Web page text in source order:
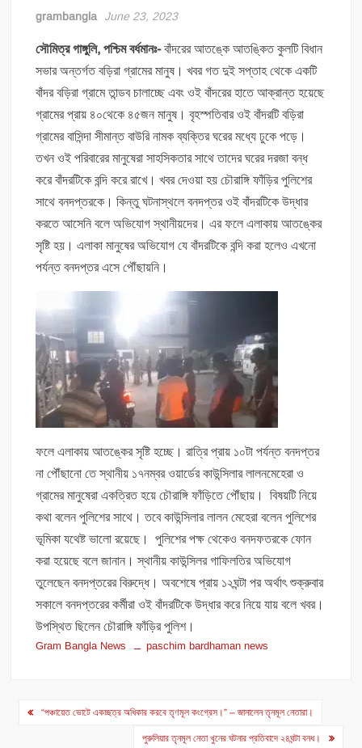
grambangla June 23, 2023
সৌমিত্র গাঙ্গুলি, পশ্চিম বর্ধমানঃ-বাঁদরের আতঙ্কে আতঙ্কিত কুলটি বিধান
সভার অন্তর্গত বড়িরা গ্রামের মানুষ। খবর গত দুই সপ্তাহ থেকে একটি
বাঁদর বড়িরা গ্রামে তান্ডব চালাচ্ছে এবং ওই বাঁদরের হাতে আক্রান্ত হয়েছে
গ্রামের প্রায় ৪০থেকে ৪৫জন মানুষ। বৃহস্পতিবার ওই বাঁদরটি বড়িরা
গ্রামের বাসিন্দা সীমান্ত বাউরি নামক ব্যক্তির ঘরের মধ্যে ঢুকে পড়ে।
তখন ওই পরিবারের মানুষেরা সাহসিকতার সাথে তাদের ঘরের দরজা বন্ধ
করে বাঁদরটিকে বন্দি করে রাখে। খবর দেওয়া হয় চৌরাঙ্গি ফাঁড়ির পুলিশের
সাথে বনদপ্তরকে। কিন্তু ঘটনাস্থলে বনদপ্তর ওই বাঁদরটিকে উদ্ধার
করতে আসেনি বলে অভিযোগ স্থানীয়দের। এর ফলে এলাকায় আতঙ্কের
সৃষ্টি হয়। এলাকা মানুষের অভিযোগ যে বাঁদরটিকে বন্দি করা হলেও এখনো
পর্যন্ত বনদপ্তর এসে পৌঁছায়নি।
ফলে এলাকায় আতঙ্কের সৃষ্টি হচ্ছে। রাত্রি প্রায় ১০টা পর্যন্ত বনদপ্তর
না পৌঁছানো তে স্থানীয় ১৭নম্বর ওয়ার্ডের কাউন্সিলার লালনমেহেরা ও
গ্রামের মানুষেরা একত্রিত হয়ে চৌরাঙ্গি ফাঁড়িতে পৌঁছায়। বিষয়টি নিয়ে
কথা বলেন পুলিশের সাথে। তবে কাউন্সিলার লালন মেহেরা বলেন পুলিশের
ভূমিকা যথেষ্ট ভালো রয়েছে। পুলিশের পক্ষ থেকেও বনদফতরকে ফোন
করা হয়েছে বলে জানান। স্থানীয় কাউন্সিলর গাফিলতির অভিযোগ
তুলেছেন বনদপ্তরের বিরুদ্ধে। অবশেষে প্রায় ১২ঘন্টা পর অর্থাৎ শুক্রুবার
সকালে বনদপ্তরের কর্মীরা ওই বাঁদরটিকে উদ্ধার করে নিয়ে যায় বলে খবর।
উপস্থিত ছিলেন চৌরাঙ্গি ফাঁড়ির পুলিশ।
Gram Bangla News paschim bardhaman news
Post
“পঞ্চায়েত ভোটে একচ্ছত্র অধিকার করবে তৃণমূল কংগ্রেস।” – জানালেন তৃনমূল নেতারা।
পুরুলিয়ার তৃনমূল নেতা খুনের ঘটনার প্রতিবাদে ২৪ঘন্টা বনধ।